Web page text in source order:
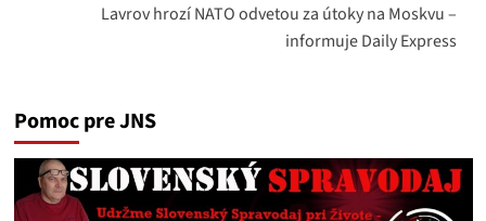
Lavrov hrozí NATO odvetou za útoky na Moskvu –
informuje Daily Express
Pomoc pre JNS